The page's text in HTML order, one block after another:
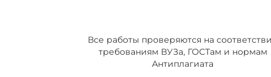
Все работы проверяются на
требованиям ВУЗа, ГОСТам и нормам
Антиплагиата